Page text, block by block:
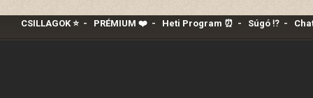
CSILLAGOK ⭐- PRÉMIUM ❤️‍- Heti Program ⏰ - Súgó ⁉️-